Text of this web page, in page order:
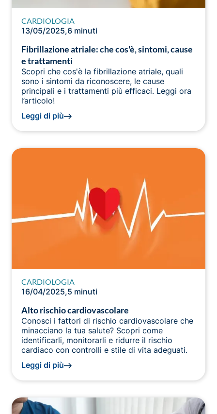
CARDIOLOGIA
13/05/2025,6 minuti
Fibrillazione atriale: che cos'è, sintomi, cause
e trattamenti
Scopri che cos'è la fibrillazione atriale, quali
sono i sintomi da riconoscere, le cause
principali e i trattamenti più efficaci. Leggi ora
l’articolo!
Leggi di più
CARDIOLOGIA
16/04/2025,5 minuti
Alto rischio cardiovascolare
Conosci i fattori di rischio cardiovascolare che
minacciano la tua salute? Scopri come
identificarli, monitorarli e ridurre il rischio
cardiaco con controlli e stile di vita adeguati.
Leggi di più